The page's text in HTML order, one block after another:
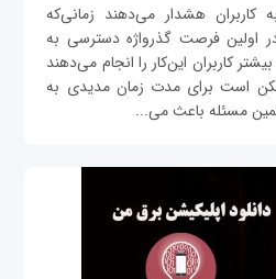
کاربران هشدار می‌دهند زمانی‌که
اولین فرصت گذرواژه دسترسی به
کاربران این‌کار را انجام می‌دهند
است برای مدت زمان مدیدی به
مسئله باعث می‌...